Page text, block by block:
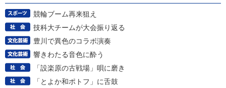
競輪ブーム再来狙え
技科大チームが大会振り返る
豊川で異色のコラボ演奏
響きわたる音色に酔う
「設楽原の古戦場」唄に磨き
「とよか和ポトフ」に舌鼓